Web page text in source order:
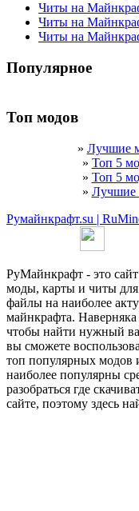
Читы на
Читы на
Читы на
Популярное
Топ модов
» Лучшие
» Топ 5
» Топ 5
» Лучшие
Румайнкрафт.su |
РуМайнкрафт - это
моды, карты и читы
файлы на наиболее
майнкрафта.
чтобы найти нужный
вы сможете
топ популярных модов
наиболее популярны
разобраться где
сайте, поэтому здесь